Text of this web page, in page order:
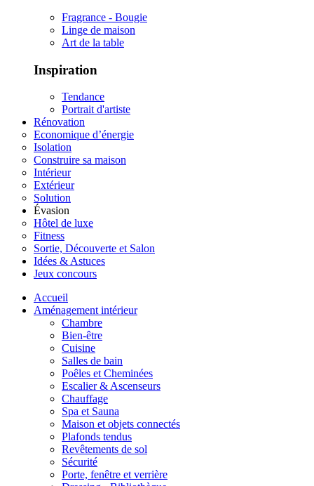
Fragrance - Bougie
Linge de maison
Art de la table
Inspiration
Tendance
Portrait d'artiste
Rénovation
Economique d’énergie
Isolation
Construire sa maison
Intérieur
Extérieur
Solution
Évasion
Hôtel de luxe
Fitness
Sortie, Découverte et Salon
Idées & Astuces
Jeux concours
Accueil
Aménagement intérieur
Chambre
Bien-être
Cuisine
Salles de bain
Poêles et Cheminées
Escalier & Ascenseurs
Chauffage
Spa et Sauna
Maison et objets connectés
Plafonds tendus
Revêtements de sol
Sécurité
Porte, fenêtre et verrière